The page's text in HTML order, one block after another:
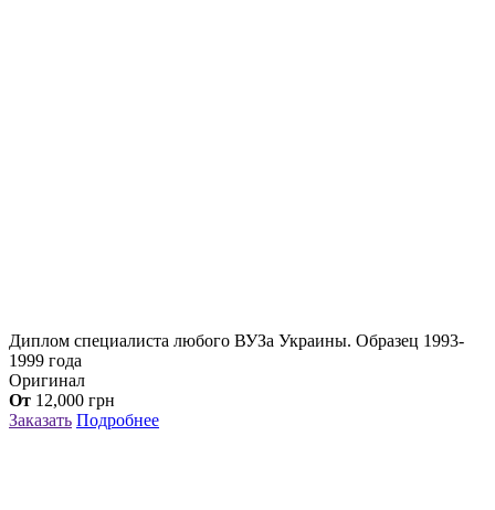
Диплом специалиста любого ВУЗа Украины. Образец 1993-
1999 года
Оригинал
От 12,000 грн
Заказать Подробнее